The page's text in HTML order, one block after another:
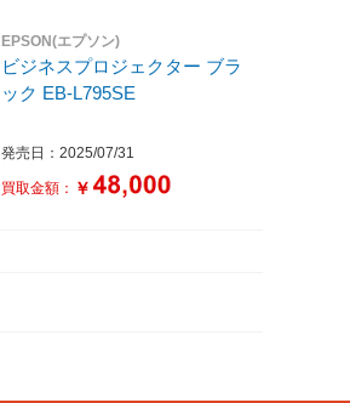
EPSON(エプソン)
ビジネスプロジェクター ブラ
ック EB-L795SE
発売日：2025/07/31
買取金額： ￥